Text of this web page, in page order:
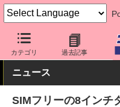
カテゴリ 過去記事
ケータイ Watch OS
ニュース
SIMフリーの8インチ